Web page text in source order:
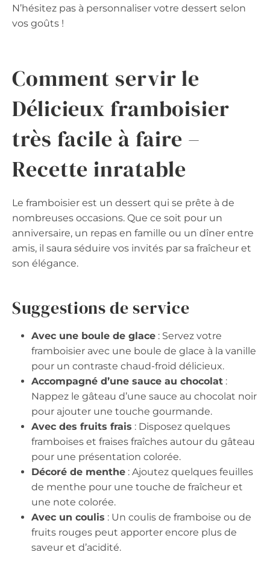
N’hésitez pas à personnaliser votre dessert selon
vos goûts !
Comment servir le
Délicieux framboisier
très facile à faire –
Recette inratable
Le framboisier est un dessert qui se prête à de
nombreuses occasions. Que ce soit pour un
anniversaire, un repas en famille ou un dîner entre
amis, il saura séduire vos invités par sa fraîcheur et
son élégance.
Suggestions de service
Avec une boule de glace : Servez votre
framboisier avec une boule de glace à la vanille
pour un contraste chaud-froid délicieux.
Accompagné d’une sauce au chocolat :
Nappez le gâteau d’une sauce au chocolat noir
pour ajouter une touche gourmande.
Avec des fruits frais : Disposez quelques
framboises et fraises fraîches autour du gâteau
pour une présentation colorée.
Décoré de menthe : Ajoutez quelques feuilles
de menthe pour une touche de fraîcheur et
une note colorée.
Avec un coulis : Un coulis de framboise ou de
fruits rouges peut apporter encore plus de
saveur et d’acidité.